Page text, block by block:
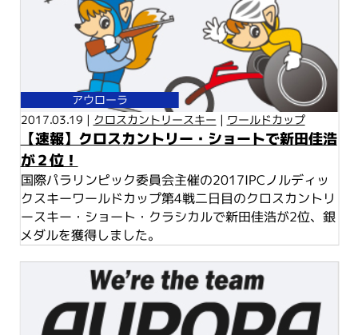
アウローラ
2017.03.19 | クロスカントリースキー | ワールドカップ
【速報】クロスカントリー・ショートで新田佳浩
が２位！
国際パラリンピック委員会主催の2017IPCノルディッ
クスキーワールドカップ第4戦二日目のクロスカントリ
ースキー・ショート・クラシカルで新田佳浩が2位、銀
メダルを獲得しました。